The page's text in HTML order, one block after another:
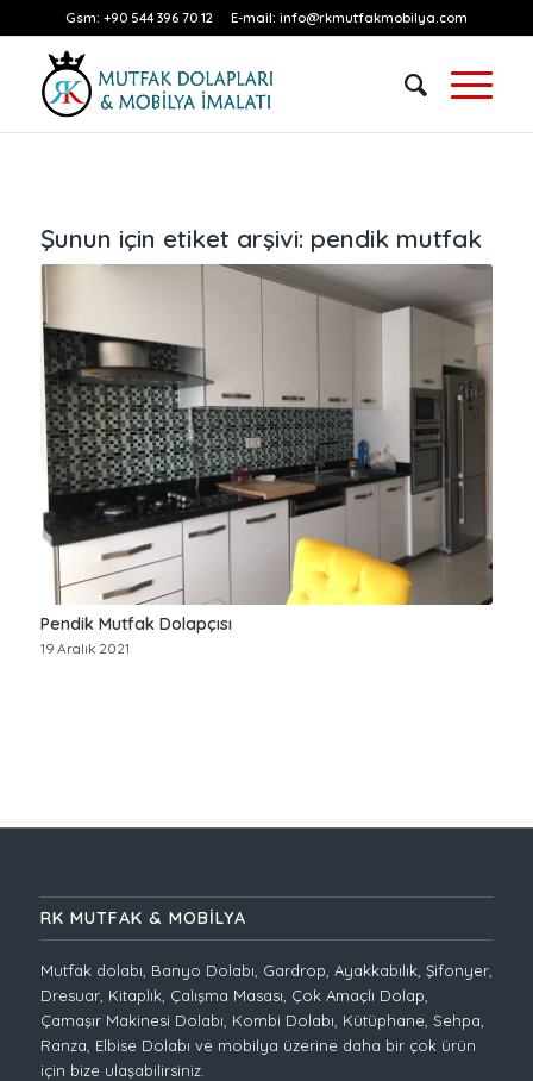
Gsm: +90 544 396 70 12 E-mail: info@rkmutfakmobilya.com
Şunun için etiket arşivi: pendik mutfak
Pendik Mutfak Dolapçısı
19 Aralık 2021
RK MUTFAK & MOBİLYA
Mutfak dolabı, Banyo Dolabı, Gardrop, Ayakkabılık, Şifonyer,
Dresuar, Kitaplık, Çalışma Masası, Çok Amaçlı Dolap,
Çamaşır Makinesi Dolabı, Kombi Dolabı, Kütüphane, Sehpa,
Ranza, Elbise Dolabı ve mobilya üzerine daha bir çok ürün
için bize ulaşabilirsiniz.